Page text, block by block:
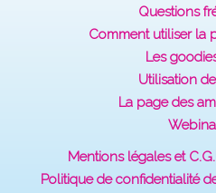
Questions
Comment utiliser la
Les
Utilisation
La page des
Mentions légales et
Politique de confidentialité